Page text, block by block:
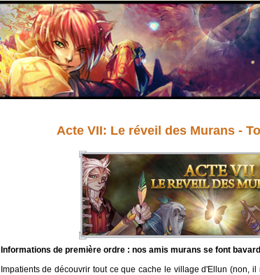
Acte VII: Le réveil des Murans -
Informations de première ordre : nos amis murans se font
Impatients de découvrir tout ce que cache le village d'Ellun (non,